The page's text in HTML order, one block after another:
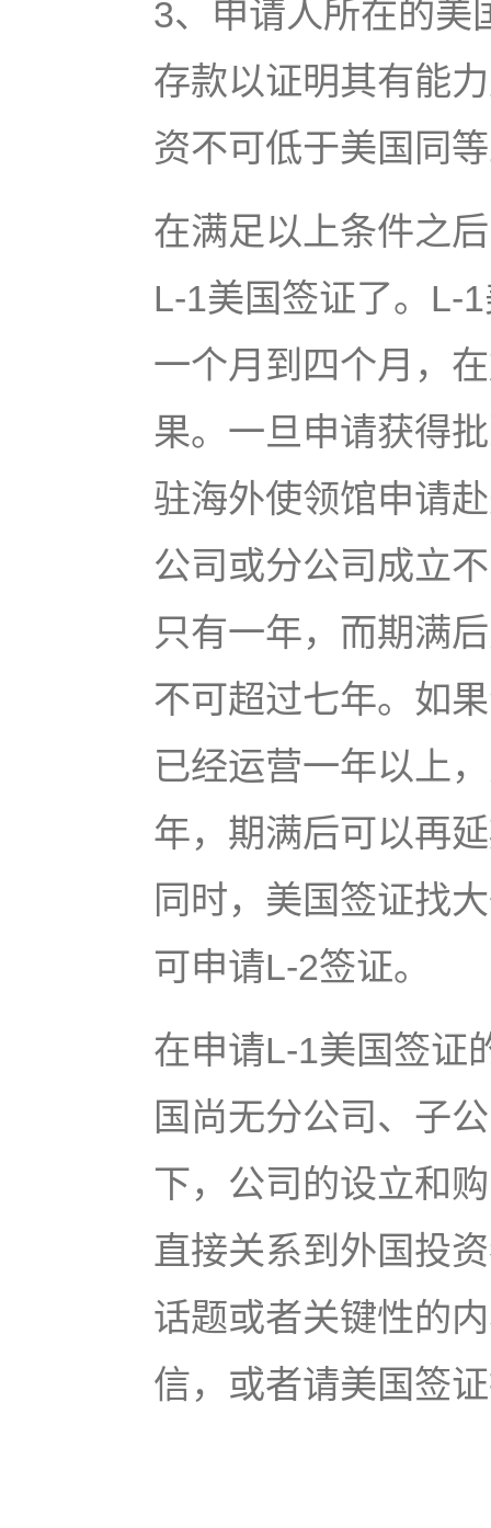
3、申请人所在的美
存款以证明其有能
资不可低于美国同
在满足以上条件之
L-1美国签证了。L-
一个月到四个月，
果。一旦申请获得
驻海外使领馆申请
公司或分公司成立
只有一年，而期满
不可超过七年。如
已经运营一年以上
年，期满后可以再
同时，美国签证找
可申请L-2签证。
在申请L-1美国签证
国尚无分公司、子
下，公司的设立和
直接关系到外国投
话题或者关键性的
信，或者请美国签